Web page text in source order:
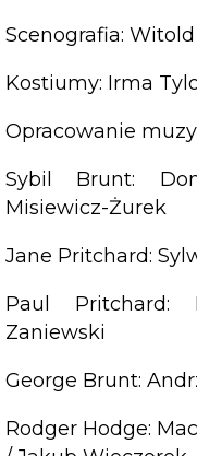
Scenografia:
Kostiumy: Irma
Opracowanie
Sybil Brunt:
Misiewicz-Żurek
Jane Pritchard:
Paul Pritchard:
Zaniewski
George Brunt:
Rodger Hodge: